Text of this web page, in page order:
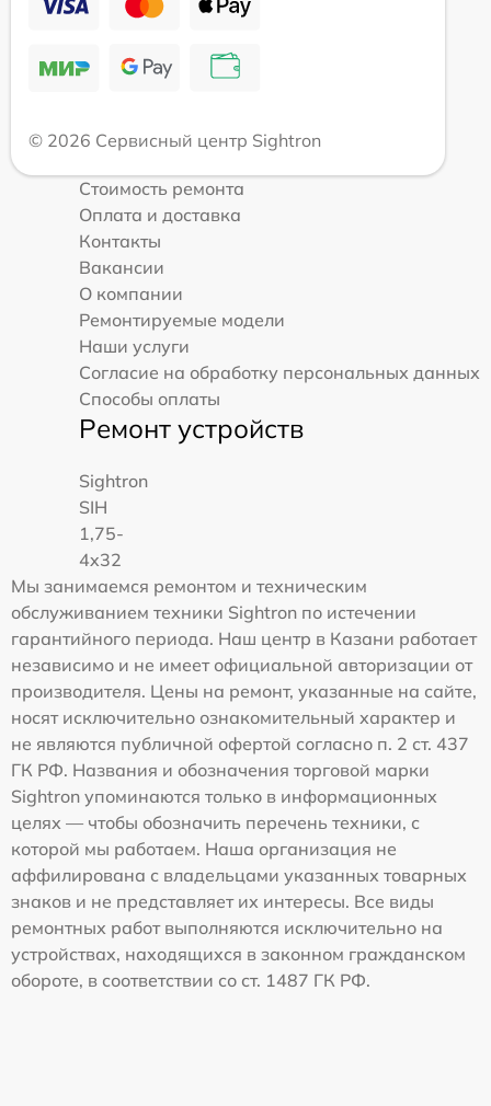
© 2026 Сервисный центр Sightron
Стоимость ремонта
Оплата и доставка
Контакты
Вакансии
О компании
Ремонтируемые модели
Наши услуги
Согласие на обработку персональных данных
Способы оплаты
Ремонт устройств
Sightron
SIH
1,75-
4x32
Мы занимаемся ремонтом и техническим
обслуживанием техники Sightron по истечении
гарантийного периода. Наш центр в Казани работает
независимо и не имеет официальной авторизации от
производителя. Цены на ремонт, указанные на сайте,
носят исключительно ознакомительный характер и
не являются публичной офертой согласно п. 2 ст. 437
ГК РФ. Названия и обозначения торговой марки
Sightron упоминаются только в информационных
целях — чтобы обозначить перечень техники, с
которой мы работаем. Наша организация не
аффилирована с владельцами указанных товарных
знаков и не представляет их интересы. Все виды
ремонтных работ выполняются исключительно на
устройствах, находящихся в законном гражданском
обороте, в соответствии со ст. 1487 ГК РФ.